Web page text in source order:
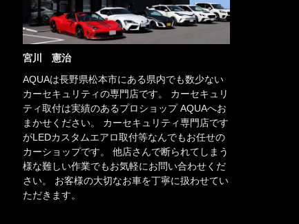
宮川 憲治
AQUAは長野県松本市にある県内でも数少ない
カーセキュリティの専門店です。 カーセキュリ
ティ取付は実績のあるプロショップ AQUAへお
まかせください。 カーセキュリティ専門店です
がLEDカスタムエアロ取付等なんでもお任せの
カーショップです。 他店さんで断られてしまう
様な難しい作業でもお気軽にお問い合わせくだ
さい。 お客様の大切なお車を丁寧に扱わせてい
ただきます。